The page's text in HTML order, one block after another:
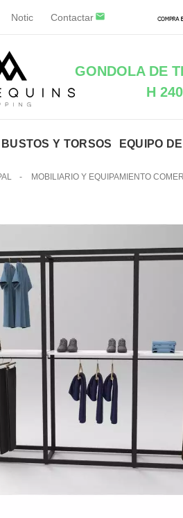
Notic Contactar
GONDOLA DE
H
BUSTOS Y TORSOS EQUIPO
- MOBILIARIO Y EQUIPAMIENTO